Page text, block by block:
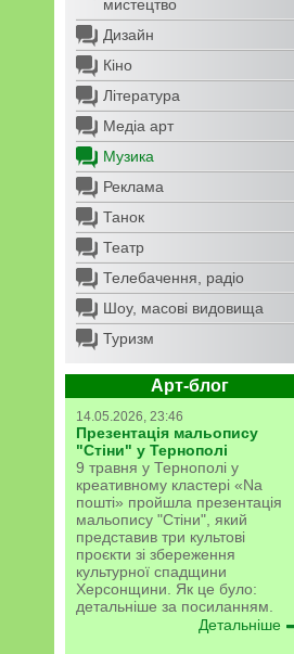
мистецтво
Дизайн
Кіно
Література
Медіа арт
Музика
Реклама
Танок
Театр
Телебачення, радіо
Шоу, масові видовища
Туризм
Арт-блог
14.05.2026, 23:46
Презентація мальопису
"Стіни" у Тернополі
9 травня у Тернополі у
креативному кластері «Na
пошті» пройшла презентація
мальопису "Стіни", який
представив три культові
проєкти зі збереження
культурної спадщини
Херсонщини. Як це було:
детальніше за посиланням.
Детальніше